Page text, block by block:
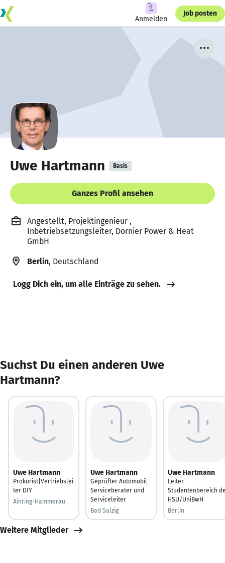
Anmelden
Job posten
Uwe Hartmann Basis
Ganzes Profil ansehen
Angestellt, Projektingenieur ,
Inbetriebsetzungsleiter, Dornier Power & Heat
GmbH
Berlin, Deutschland
Logg Dich ein, um alle Einträge zu sehen.
Suchst Du einen anderen Uwe
Hartmann?
Uwe Hartmann
Prokurist|Vertriebslei
ter DIY
Ainring-Hammerau
Uwe Hartmann
Geprüfter Automobil
Serviceberater und
Serviceleiter
Bad Salzig
Uwe Hartmann
Leiter
Studentenbereich
HSU/UniBwH
Berlin
Weitere Mitglieder